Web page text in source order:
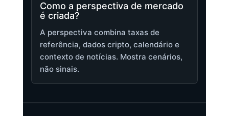
Como a perspectiva de mercado
é criada?
A perspectiva combina taxas de
referência, dados cripto, calendário e
contexto de notícias. Mostra cenários,
não sinais.